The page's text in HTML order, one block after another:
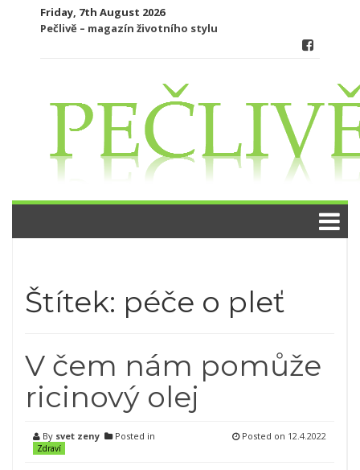
Friday, 7th August 2026
Pečlivě – magazín životního stylu
Štítek: péče o pleť
V čem nám pomůže
ricinový olej
By svet zeny Posted in
Zdraví
Posted on 12.4.2022